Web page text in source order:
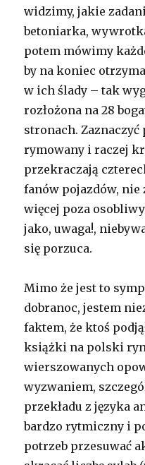
widzimy, jakie
betoniarka,
potem mówimy
by na koniec
w ich ślady – tak
rozłożona na 28
stronach. Zaznaczyć
rymowany i raczej
przekraczają
fanów pojazdów,
więcej poza
jako, uwaga!,
się porzuca.
Mimo że jest to
dobranoc, jestem
faktem, że ktoś
książki na polski
wierszowanych
wyzwaniem,
przekładu z języka
bardzo rytmiczny i
potrzeb przesuwać